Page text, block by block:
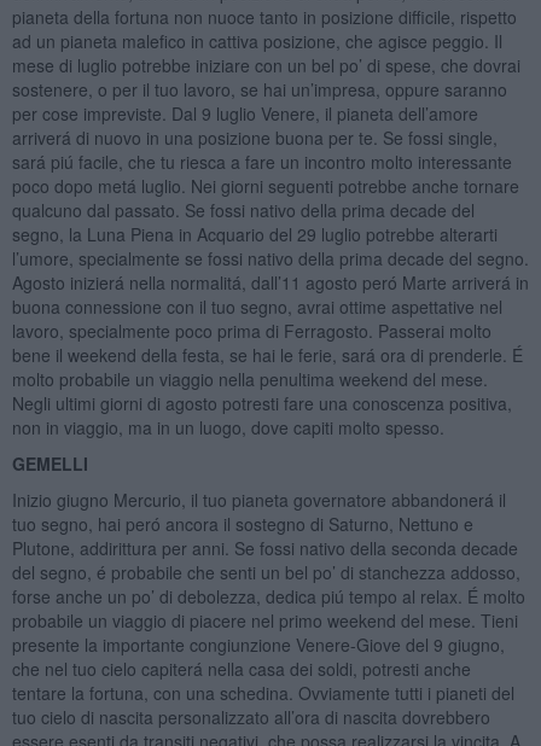
pianeta della fortuna non nuoce tanto in posizione difficile, rispetto
ad un pianeta malefico in cattiva posizione, che agisce peggio. Il
mese di luglio potrebbe iniziare con un bel po’ di spese, che dovrai
sostenere, o per il tuo lavoro, se hai un’impresa, oppure saranno
per cose impreviste. Dal 9 luglio Venere, il pianeta dell’amore
arriverá di nuovo in una posizione buona per te. Se fossi single,
sará piú facile, che tu riesca a fare un incontro molto interessante
poco dopo metá luglio. Nei giorni seguenti potrebbe anche tornare
qualcuno dal passato. Se fossi nativo della prima decade del
segno, la Luna Piena in Acquario del 29 luglio potrebbe alterarti
l’umore, specialmente se fossi nativo della prima decade del segno.
Agosto inizierá nella normalitá, dall’11 agosto peró Marte arriverá in
buona connessione con il tuo segno, avrai ottime aspettative nel
lavoro, specialmente poco prima di Ferragosto. Passerai molto
bene il weekend della festa, se hai le ferie, sará ora di prenderle. É
molto probabile un viaggio nella penultima weekend del mese.
Negli ultimi giorni di agosto potresti fare una conoscenza positiva,
non in viaggio, ma in un luogo, dove capiti molto spesso.
GEMELLI
Inizio giugno Mercurio, il tuo pianeta governatore abbandonerá il
tuo segno, hai peró ancora il sostegno di Saturno, Nettuno e
Plutone, addirittura per anni. Se fossi nativo della seconda decade
del segno, é probabile che senti un bel po’ di stanchezza addosso,
forse anche un po’ di debolezza, dedica piú tempo al relax. É molto
probabile un viaggio di piacere nel primo weekend del mese. Tieni
presente la importante congiunzione Venere-Giove del 9 giugno,
che nel tuo cielo capiterá nella casa dei soldi, potresti anche
tentare la fortuna, con una schedina. Ovviamente tutti i pianeti del
tuo cielo di nascita personalizzato all’ora di nascita dovrebbero
essere esenti da transiti negativi, che possa realizzarsi la vincita. A